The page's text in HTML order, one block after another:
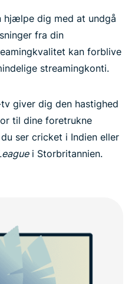
hjælpe dig med at undgå
fra din
kan forblive
streamingkonti.
giver dig den hastighed
til dine foretrukne
ser cricket i Indien eller
i Storbritannien.